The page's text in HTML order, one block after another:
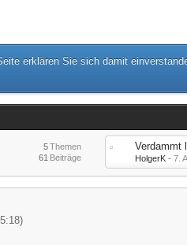
erklären Sie sich damit
Themen
5
Beiträge
61
Verdammt
HolgerK -7.
)